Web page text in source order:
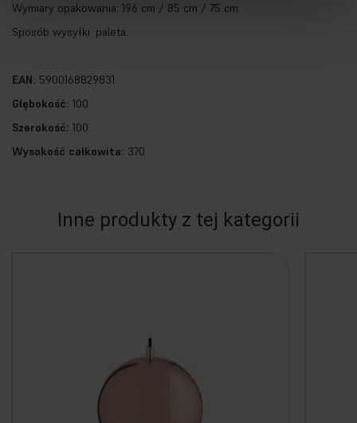
Wymiary opakowania: 196 cm / 85 cm / 75 cm
Sposób wysyłki: paleta.
EAN: 5900168829831
Głębokość: 100
Szerokość: 100
Wysokość całkowita: 370
Inne produkty z tej kategorii